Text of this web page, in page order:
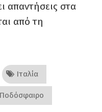
απαντήσεις στα
από τη
Ιταλία
Ποδόσφαιρο